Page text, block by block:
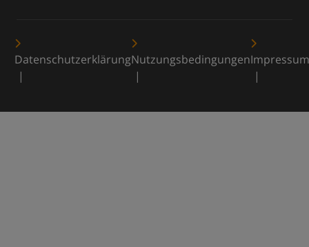
DatenschutzerklärungNutzungsbedingungenImpressum